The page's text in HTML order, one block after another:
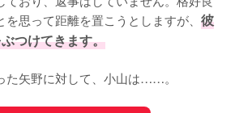
思って距離を置こうとしますが、 彼
つけてきます。
た矢野に対して、小山は……。